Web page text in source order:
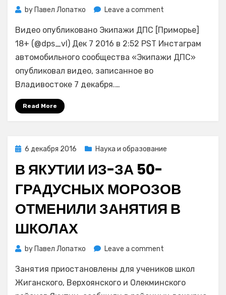
by Павел Лопатко Leave a comment
история:
во
Владивостоке
в
она
итоге
Видео опубликовано Экипажи ДПС [Приморье]
18+ (@dps_vl) Дек 7 2016 в 2:52 PST Инстаграм
автомобильного сообщества «Экипажи ДПС»
опубликовал видео, записанное во
Владивостоке 7 декабря.…
Read More
Posted
6 декабря 2016 Наука и образование
В ЯКУТИИ ИЗ-ЗА 50-
ГРАДУСНЫХ МОРОЗОВ
ОТМЕНИЛИ ЗАНЯТИЯ В
ШКОЛАХ
by Павел Лопатко Leave a comment
Якутии
из-
за
Занятия приостановлены для учеников школ
Жиганского, Верхоянского и Олекминского